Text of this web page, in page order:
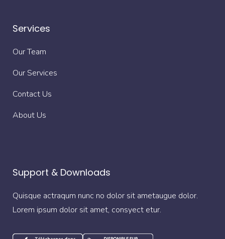
Services
Our Team
Our Services
Contact Us
About Us
Support & Downloads
Quisque actraqum nunc no dolor sit ametaugue dolor.
Lorem ipsum dolor sit amet, consyect etur.